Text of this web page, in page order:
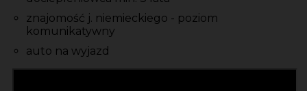
znajomość j. niemieckiego - poziom
komunikatywny
auto na wyjazd